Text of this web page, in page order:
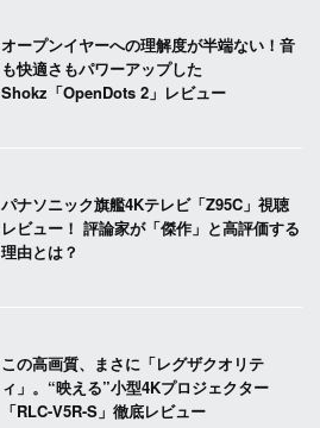
オープンイヤーへの理解度が半端ない！音
も快適さもパワーアップした
Shokz「OpenDots 2」レビュー
パナソニック旗艦4Kテレビ「Z95C」視聴
レビュー！ 評論家が「傑作」と高評価する
理由とは？
この高画質、まさに「レグザクオリテ
ィ」。“映える”小型4Kプロジェクター
「RLC-V5R-S」徹底レビュー